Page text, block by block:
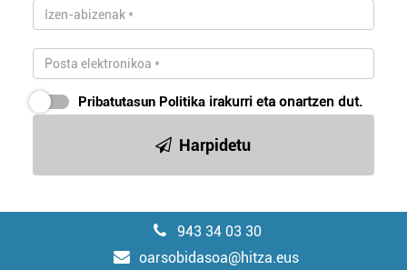
Pribatutasun Politika irakurri eta onartzen dut.
Harpidetu
943 34 03 30
oarsobidasoa@hitza.eus